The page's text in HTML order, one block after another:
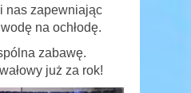
nas zapewniając
na ochłodę.
zabawę.
już za rok!